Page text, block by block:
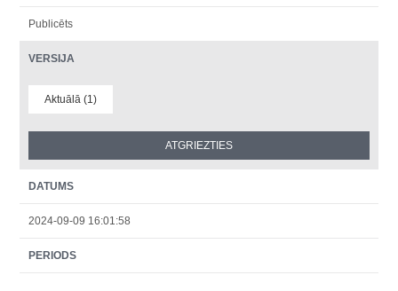
Publicēts
VERSIJA
Aktuālā (1)
DATUMS
2024-09-09 16:01:58
PERIODS